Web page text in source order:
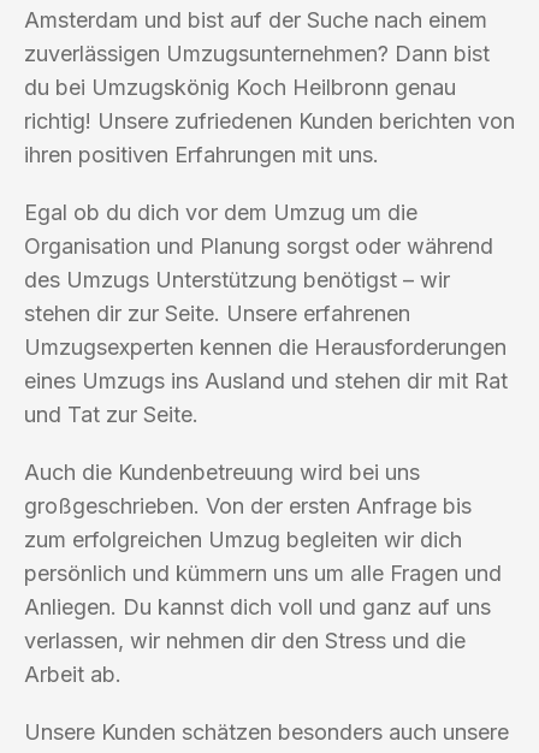
Amsterdam und bist auf der Suche nach einem
zuverlässigen Umzugsunternehmen? Dann bist
du bei Umzugskönig Koch Heilbronn genau
richtig! Unsere zufriedenen Kunden berichten von
ihren positiven Erfahrungen mit uns.
Egal ob du dich vor dem Umzug um die
Organisation und Planung sorgst oder während
des Umzugs Unterstützung benötigst – wir
stehen dir zur Seite. Unsere erfahrenen
Umzugsexperten kennen die Herausforderungen
eines Umzugs ins Ausland und stehen dir mit Rat
und Tat zur Seite.
Auch die Kundenbetreuung wird bei uns
großgeschrieben. Von der ersten Anfrage bis
zum erfolgreichen Umzug begleiten wir dich
persönlich und kümmern uns um alle Fragen und
Anliegen. Du kannst dich voll und ganz auf uns
verlassen, wir nehmen dir den Stress und die
Arbeit ab.
Unsere Kunden schätzen besonders auch unsere